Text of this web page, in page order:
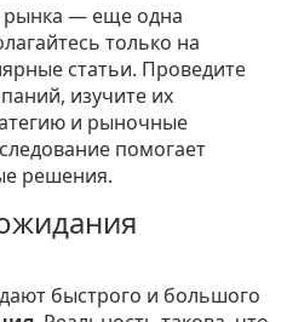
рынка — еще одна
только на
статьи. Проведите
изучите их
и рыночные
помогает
решения.
быстрого и большого